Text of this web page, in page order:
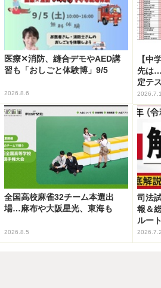
医療✕消防、縫合デモやAED講
習も「おしごと体験博」9/5
2026.8.6
【中
先は…
定テ
全国高校麻雀32チーム本選出
場…麻布や大阪星光、東海も
2026.8.5
司法
報＆
ルート